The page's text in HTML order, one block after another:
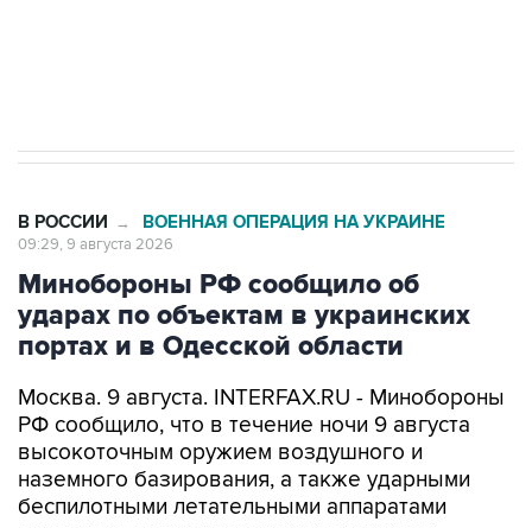
В РОССИИ → ВОЕННАЯ ОПЕРАЦИЯ НА УКРАИНЕ
09:29, 9 августа 2026
Минобороны РФ сообщило об
ударах по объектам в украинских
портах и в Одесской области
Москва. 9 августа. INTERFAX.RU - Минобороны
РФ сообщило, что в течение ночи 9 августа
высокоточным оружием воздушного и
наземного базирования, а также ударными
беспилотными летательными аппаратами